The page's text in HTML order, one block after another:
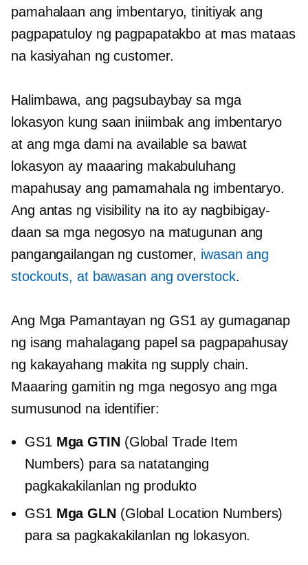
pamahalaan ang imbentaryo, tinitiyak ang
pagpapatuloy ng pagpapatakbo at mas mataas
na kasiyahan ng customer.
Halimbawa, ang pagsubaybay sa mga
lokasyon kung saan iniimbak ang imbentaryo
at ang mga dami na available sa bawat
lokasyon ay maaaring makabuluhang
mapahusay ang pamamahala ng imbentaryo.
Ang antas ng visibility na ito ay nagbibigay-
daan sa mga negosyo na matugunan ang
pangangailangan ng customer, iwasan ang
stockouts, at bawasan ang overstock.
Ang Mga Pamantayan ng GS1 ay gumaganap
ng isang mahalagang papel sa pagpapahusay
ng kakayahang makita ng supply chain.
Maaaring gamitin ng mga negosyo ang mga
sumusunod na identifier:
GS1 Mga GTIN(Global Trade Item
Numbers) para sa natatanging
pagkakakilanlan ng produkto
GS1 Mga GLN(Global Location Numbers)
para sa pagkakakilanlan ng lokasyon.